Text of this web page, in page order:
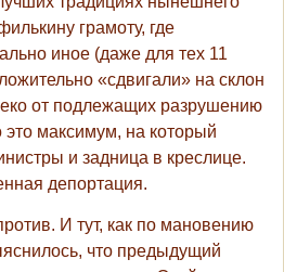
грамоту, где
иное (даже для тех 11
«сдвигали» на склон
от подлежащих разрушению
максимум, на который
и задница в креслице.
депортация.
И тут, как по мановению
что предыдущий